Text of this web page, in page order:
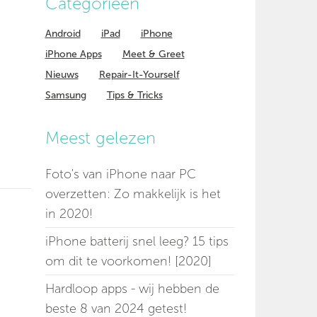
Android iPad
iPhone
iPhone Apps
Meet & Greet
Nieuws
Repair-It-Yourself
Samsung
Tips & Tricks
Meest gelezen
Foto's van iPhone naar PC
overzetten: Zo makkelijk is het
in 2020!
iPhone batterij snel leeg? 15 tips
om dit te voorkomen! [2020]
Hardloop apps - wij hebben de
beste 8 van 2024 getest!